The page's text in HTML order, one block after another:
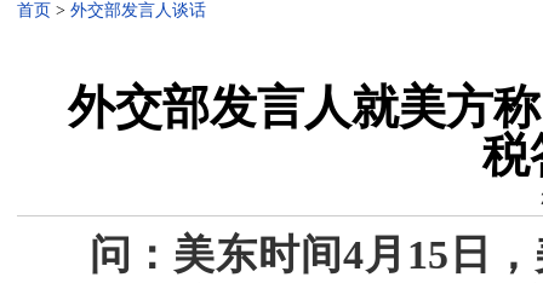
首页 > 外交部发言人谈话
外交部发言人就美方
税
问：美东时间4月15日